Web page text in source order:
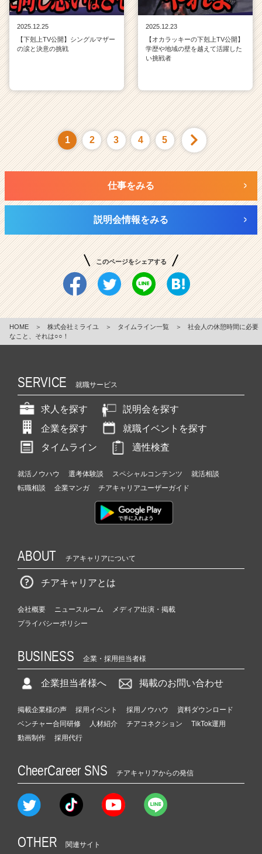
2025.12.25
【下剋上TV公開】シングルマザー
の涙と決意の挑戦
2025.12.23
【オカラッキーの下剋上TV公開】
学歴や地域の壁を越えて活躍した
い挑戦者
1 2 3 4 5
仕事をみる
説明会情報をみる
このページをシェアする
HOME ＞ 株式会社ミライユ ＞ タイムライン一覧 ＞
社会人の休憩時間に必要
なこと、それは○○！
SERVICE 就職サービス
求人を探す
説明会を探す
企業を探す
就職イベントを探す
タイムライン
適性検査
就活ノウハウ 選考体験談 スペシャルコンテンツ
就活相談
転職相談
企業マンガ チアキャリアユーザーガイド
ABOUT チアキャリアについて
チアキャリアとは
会社概要 ニュースルーム
メディア出演・掲載
プライバシーポリシー
BUSINESS 企業・採用担当者様
企業担当者様へ 掲載のお問い合わせ
掲載企業様の声 採用イベント 採用ノウハウ
資料ダウンロード
ベンチャー合同研修
人材紹介 チアコネクション
TikTok運用
動画制作
採用代行
CheerCareer SNS チアキャリアからの発信
OTHER 関連サイト